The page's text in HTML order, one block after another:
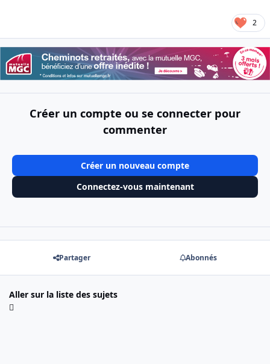
2
Créer un compte ou se connecter pour
commenter
Créer un nouveau compte
Connectez-vous maintenant
Partager Abonnés
Aller sur la liste des sujets